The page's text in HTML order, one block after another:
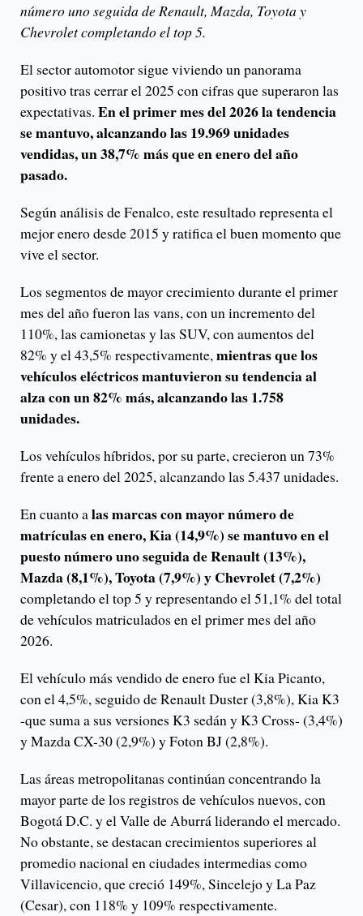
número uno seguida de Renault, Mazda, Toyota y
Chevrolet completando el top 5.
El sector automotor sigue viviendo un panorama
positivo tras cerrar el 2025 con cifras que superaron las
expectativas. En el primer mes del 2026 la tendencia
se mantuvo, alcanzando las 19.969 unidades
vendidas, un 38,7% más que en enero del año
pasado.
Según análisis de Fenalco, este resultado representa el
mejor enero desde 2015 y ratifica el buen momento que
vive el sector.
Los segmentos de mayor crecimiento durante el primer
mes del año fueron las vans, con un incremento del
110%, las camionetas y las SUV, con aumentos del
82% y el 43,5% respectivamente,mientras que los
vehículos eléctricos mantuvieron su tendencia al
alza con un 82% más, alcanzando las 1.758
unidades.
Los vehículos híbridos, por su parte, crecieron un 73%
frente a enero del 2025, alcanzando las 5.437 unidades.
En cuanto alas marcas con mayor número de
matrículas en enero, Kia (14,9%) se mantuvo en el
puesto número uno seguida de Renault (13%),
Mazda (8,1%), Toyota (7,9%) y Chevrolet (7,2%)
completando el top 5 y representando el 51,1% del total
de vehículos matriculados en el primer mes del año
2026.
El vehículo más vendido de enero fue el Kia Picanto,
con el 4,5%, seguido de Renault Duster (3,8%), Kia K3
-que suma a sus versiones K3 sedán y K3 Cross- (3,4%)
y Mazda CX-30 (2,9%) y Foton BJ (2,8%).
Las áreas metropolitanas continúan concentrando la
mayor parte de los registros de vehículos nuevos, con
Bogotá D.C. y el Valle de Aburrá liderando el mercado.
No obstante, se destacan crecimientos superiores al
promedio nacional en ciudades intermedias como
Villavicencio, que creció 149%, Sincelejo y La Paz
(Cesar), con 118% y 109% respectivamente.